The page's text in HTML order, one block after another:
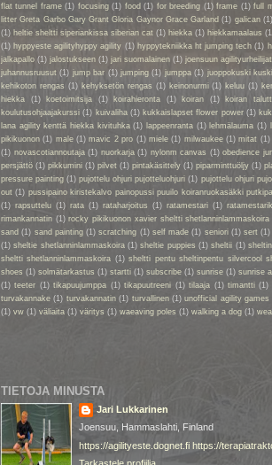
flat tunnel frame (1) focusing (1) food (1) for breeding (1) frame (1) full
litter Greta Garbo Gary Grant Gloria Gaynor Grace Garland (1) galican (1)
(1) heltie sheltti siperiankissa siberian cat (1) hiekka (1) hiekkamaalaus
(1) hyppyeste agilityhyppy agility (1) hyppytekniikka ht jumping tech (1)
jalkapallo (1) jalostukseen (1) jari suomalainen (1) joensuun agilityurheilijat
juhannusruusut (1) jump bar (1) jumping (1) jumppa (1) juoppokuski
kehikoton rengas (1) kehyksetön rengas (1) keinonurmi (1) keluu (1)
hiekka
(1) koetoimitsija (1) koirahieronta (1) koiran (1) koiran
koulutusohjaajakurssi (1) kuivaliha (1) kukkaislapset flower power (1)
lana agility kenttä hiekka kivituhka (1) lappeenranta (1) lehmälauma (1)
pikikuonon (1) male (1) mavic 2 pro (1) miele (1) milwaukee (1) mitat (1)
(1) novascotiannoutaja (1) nuorkarja (1) nylonm canvas (1) obedience
persjättö (1) pikkumini (1) pilvet (1) pintakäsittely (1) piparminttuöljy (1)
pressure painting (1) pujottelu ohjuri pujotteluohjuri (1) pujottelu ohjuri
out (1) pussipaino kiristekalvo painopussi puuilo koiranruokasäkki
(1) rapsuttelu (1) rata (1) rataharjoitus (1) ratamestari (1)
rimankannatin (1) rocky pikikuonon xavier sheltti shetlanninlammaskoira
sand (1) sand painting (1) scratching (1) self made (1) seniori (1) sert (1)
(1) sheltie shetlanninlammaskoira (1) sheltie puppies (1) sheltii (1)
sheltti shetlanninlammaskoira (1) sheltti pentu sheltinpentu silvercool
shoes (1) solmätarkastus (1) startti (1) subscribe (1) sunrise (1) sunrise
(1) teeter (1) tikapuujumppa (1) tikapuutreeni (1) tilaaja (1) timantti (1)
turvakannake (1) turvakannatin (1) turvallinen (1) unofficial agility games
(1) vw (1) väliaita (1) väritys (1) waeaving poles (1) walking a dog (1)
TIETOJA MINUSTA
Jari Lukkarinen
Joensuu, Hammaslahti, Finland
https://agilityeste.dognet.fi https://